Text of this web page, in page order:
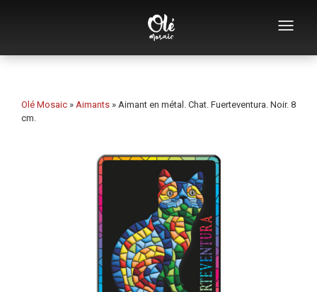
Qui sommes-nous
Ouvre-bouteilles
Tasses
Bols
Olé Mosaic » Aimants » Aimant en métal. Chat. Fuerteventura. Noir. 8
cm.